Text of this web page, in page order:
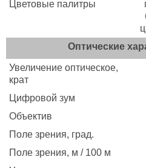
Цветовые палитры
Оптические
Увеличение оптическое,
крат
Цифровой зум
Объектив
Поле зрения, град.
Поле зрения, м / 100 м